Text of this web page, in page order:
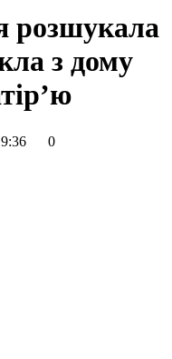
розшукала
з дому
0